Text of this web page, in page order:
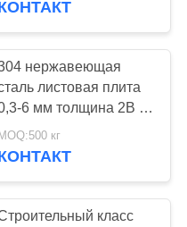
41
нержавеющая
листовая плита
6 мм толщина 2B /
MOQ:500 кг
класс